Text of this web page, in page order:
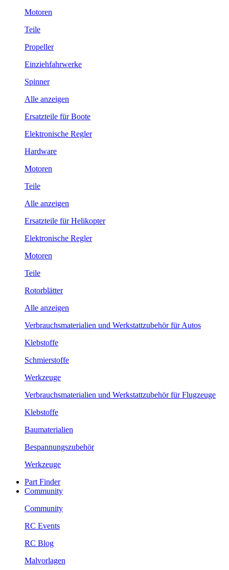
Motoren
Teile
Propeller
Einziehfahrwerke
Spinner
Alle anzeigen
Ersatzteile für Boote
Elektronische Regler
Hardware
Motoren
Teile
Alle anzeigen
Ersatzteile für Helikopter
Elektronische Regler
Motoren
Teile
Rotorblätter
Alle anzeigen
Verbrauchsmaterialien und Werkstattzubehör für Autos
Klebstoffe
Schmierstoffe
Werkzeuge
Verbrauchsmaterialien und Werkstattzubehör für Flugzeuge
Klebstoffe
Baumaterialien
Bespannungszubehör
Werkzeuge
Part Finder
Community
Community
RC Events
RC Blog
Malvorlagen